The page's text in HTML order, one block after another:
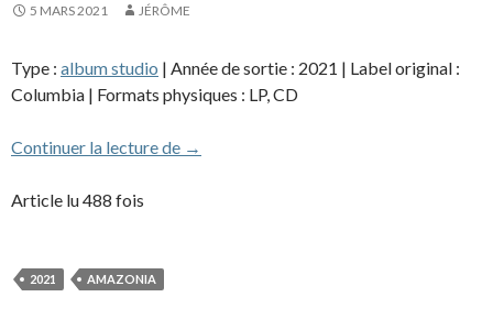
5 MARS 2021 JÉRÔME
Type : album studio | Année de sortie : 2021 | Label original :
Columbia | Formats physiques : LP, CD
Continuer la lecture de Amazônia
→
Article lu 488 fois
2021 AMAZONIA